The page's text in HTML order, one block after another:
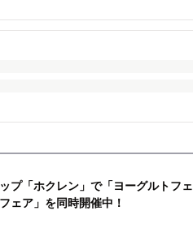
プ「ホクレン」で「ヨーグルトフェ
ェア」を同時開催中！